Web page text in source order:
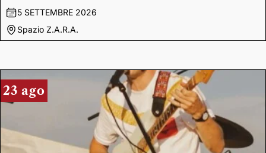
5 SETTEMBRE 2026
Spazio Z.A.R.A.
23 ago